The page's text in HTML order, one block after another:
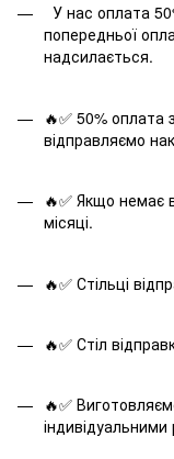
У нас оплата
попередньої
надсилається.
🔥✅ 50%
відправляємо
🔥✅ Якщо немає
місяці.
🔥✅ Стільці
🔥✅ Стіл
🔥✅
індивідуальними